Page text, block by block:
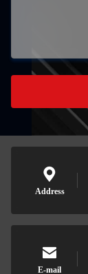
Address
E-mail